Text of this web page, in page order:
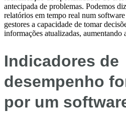
antecipada de problemas. Podemos
relatórios em tempo real num
gestores a capacidade de tomar
informações atualizadas, aumentando
Indicadores de
desempenho
por um